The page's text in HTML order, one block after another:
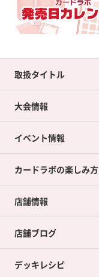
取扱タイトル
大会情報
イベント情報
カードラボの楽しみ方
店舗情報
店舗ブログ
デッキレシピ